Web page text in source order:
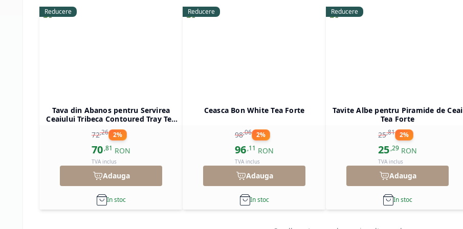
Reducere
Tava din Abanos pentru Servirea
Ceaiului Tribeca Contoured Tray Tea
Forte
72,26 2%
70,81 RON
TVA inclus
Adauga
In stoc
Reducere
Ceasca Bon White Tea Forte
98,06 2%
96,11 RON
TVA inclus
Adauga
In stoc
Reducere
Tavite Albe pentru Piramide de Ceai
Tea Forte
25,81 2%
25,29 RON
TVA inclus
Adauga
In stoc